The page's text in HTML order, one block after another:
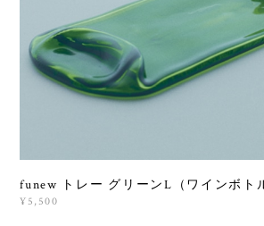
funew トレー グリーンL（ワインボト
¥5,500